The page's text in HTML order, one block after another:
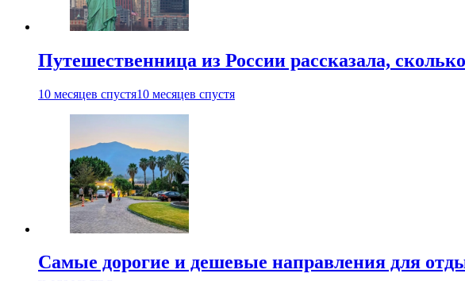
Путешественница из России рассказала,
10 месяцев спустя10 месяцев спустя
Самые дорогие и дешевые направления для